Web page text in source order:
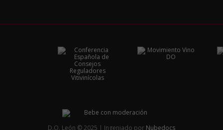
D.O. León © 2025 | Ingeniado por Nubedocs